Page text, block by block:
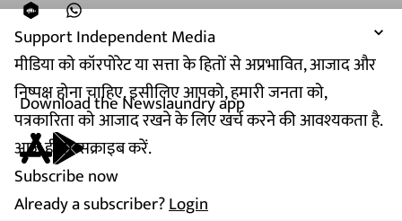
Support Independent Media
मीडिया को कॉरपोरेट या सत्ता के हितों से अप्रभावित, आजाद और
निष्पक्ष होना चाहिए. इसीलिए आपको, हमारी जनता को,
पत्रकारिता को आजाद रखने के लिए खर्च करने की आवश्यकता है.
आज ही सब्सक्राइब करें.
Subscribe now
Already a subscriber?Login
Download the Newslaundry app